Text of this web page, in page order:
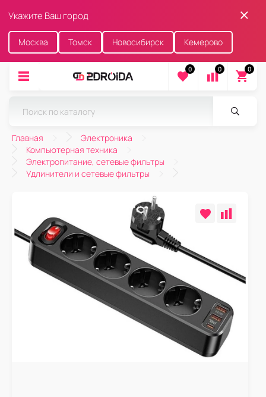
Укажите Ваш город
Москва Томск Новосибирск Кемерово
0 0 0
Главная
Электроника
Компьютерная техника
Электропитание, сетевые фильтры
Удлинители и сетевые фильтры